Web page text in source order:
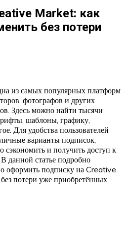
Market: как
без потери
из самых популярных платформ
фотографов и других
Здесь можно найти тысячи
шаблоны, графику,
Для удобства пользователей
варианты подписок,
сэкономить и получить доступ к
данной статье подробно
оформить подписку на Creative
потери уже приобретённых